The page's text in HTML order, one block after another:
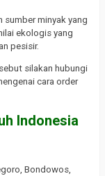
sumber minyak yang
ekologis yang
pesisir.
silakan hubungi
cara order
Indonesia
Bondowos,